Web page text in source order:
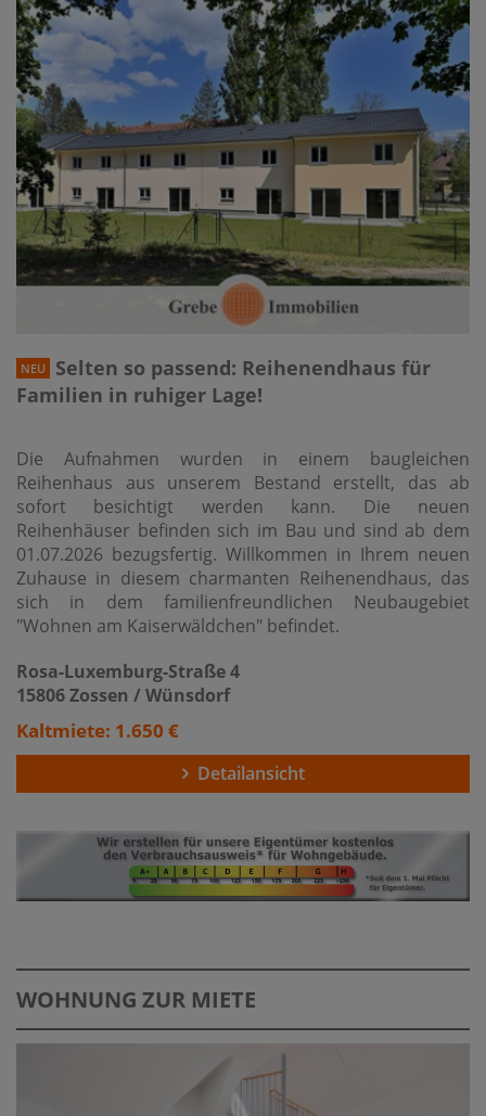
NEU
Selten so passend: Reihenendhaus für
Familien in ruhiger Lage!
Die Aufnahmen wurden in einem baugleichen
Reihenhaus aus unserem Bestand erstellt, das ab
sofort besichtigt werden kann. Die neuen
Reihenhäuser befinden sich im Bau und sind ab dem
01.07.2026 bezugsfertig. Willkommen in Ihrem neuen
Zuhause in diesem charmanten Reihenendhaus, das
sich in dem familienfreundlichen Neubaugebiet
"Wohnen am Kaiserwäldchen" befindet.
Rosa-Luxemburg-Straße 4
15806 Zossen / Wünsdorf
Kaltmiete: 1.650 €
Detailansicht
WOHNUNG ZUR MIETE